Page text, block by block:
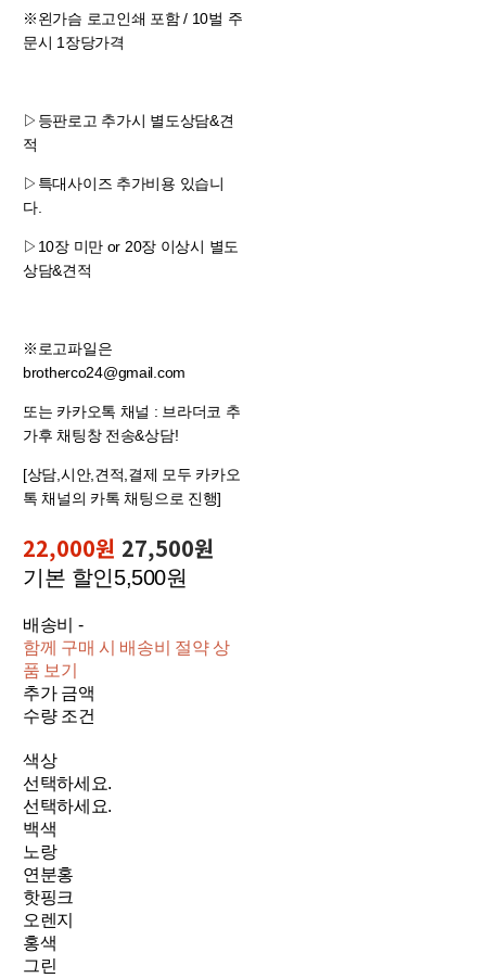
※왼가슴 로고인쇄 포함 / 10벌 주
문시 1장당가격
▷등판로고 추가시 별도상담&견
적
▷특대사이즈 추가비용 있습니
다.
▷10장 미만 or 20장 이상시 별도
상담&견적
※로고파일은
brotherco24@gmail.com
또는 카카오톡 채널 : 브라더코 추
가후 채팅창 전송&상담!
[상담,시안,견적,결제 모두 카카오
톡 채널의 카톡 채팅으로 진행]
22,000원 27,500원
기본 할인5,500원
배송비 -
함께 구매 시 배송비 절약 상
품 보기
추가 금액
수량 조건
색상
선택하세요.
선택하세요.
백색
노랑
연분홍
핫핑크
오렌지
홍색
그린